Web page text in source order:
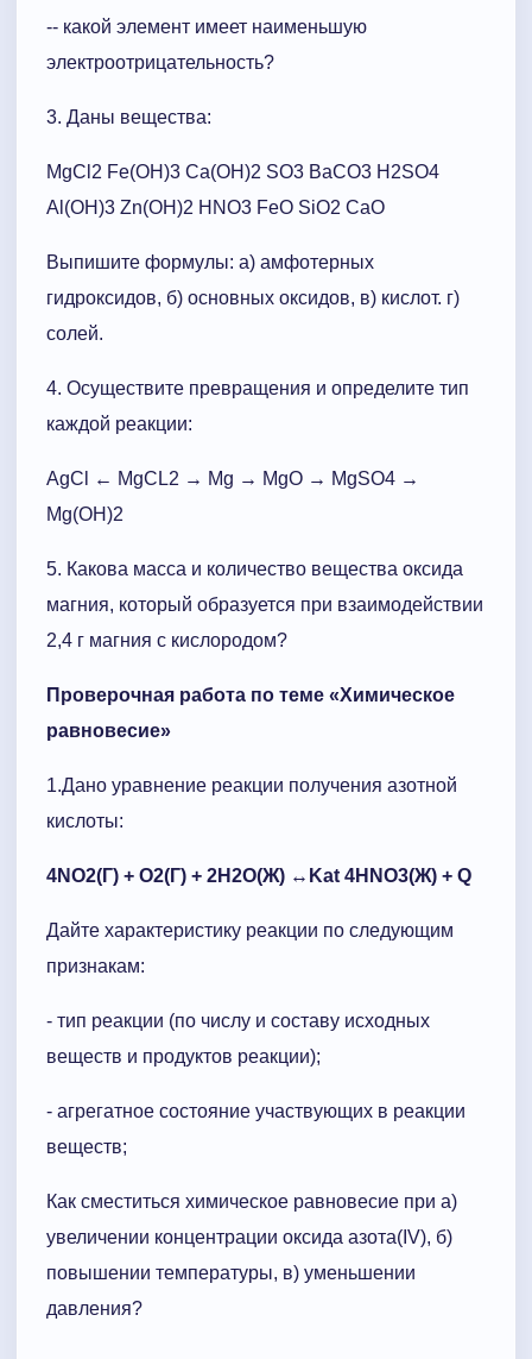
-- какой элемент имеет наименьшую
электроотрицательность?
3. Даны вещества:
MgCl2 Fe(OH)3 Ca(OH)2 SO3 BaCO3 H2SO4
Al(OH)3 Zn(OH)2 HNO3 FeO SiO2 CaO
Выпишите формулы: а) амфотерных
гидроксидов, б) основных оксидов, в) кислот. г)
солей.
4. Осуществите превращения и определите тип
каждой реакции:
AgCl ← MgCL2 → Mg → MgO → MgSO4 →
Mg(OH)2
5. Какова масса и количество вещества оксида
магния, который образуется при взаимодействии
2,4 г магния с кислородом?
Проверочная работа по теме «Химическое
равновесие»
1.Дано уравнение реакции получения азотной
кислоты:
4NO2(Г) + O2(Г) + 2H2O(Ж) ↔Kat 4HNO3(Ж) + Q
Дайте характеристику реакции по следующим
признакам:
- тип реакции (по числу и составу исходных
веществ и продуктов реакции);
- агрегатное состояние участвующих в реакции
веществ;
Как сместиться химическое равновесие при а)
увеличении концентрации оксида азота(IV), б)
повышении температуры, в) уменьшении
давления?